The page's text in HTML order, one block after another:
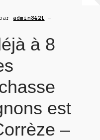
paradmin3421
—
à 8
est
–